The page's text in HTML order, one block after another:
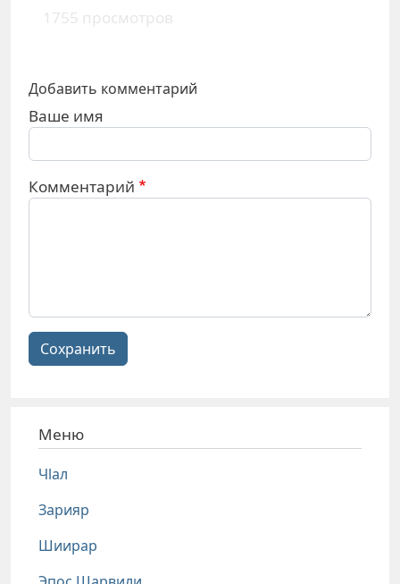
1755 просмотров
Добавить комментарий
Ваше имя
Комментарий
Сохранить
Меню
Чlал
Зарияр
Шиирар